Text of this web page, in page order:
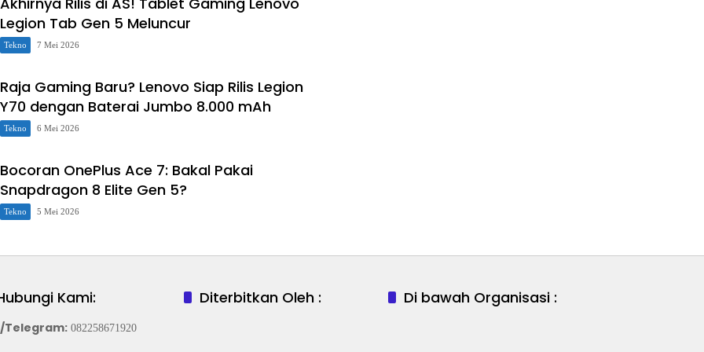
Legion Tab Gen 5 Meluncur
Tekno 7 Mei 2026
Raja Gaming Baru? Lenovo Siap Rilis Legion
Y70 dengan Baterai Jumbo 8.000 mAh
Tekno 6 Mei 2026
Bocoran OnePlus Ace 7: Bakal Pakai
Snapdragon 8 Elite Gen 5?
Tekno 5 Mei 2026
Kami:
Telegram:082258671920
Diterbitkan Oleh : Di bawah Organisasi :